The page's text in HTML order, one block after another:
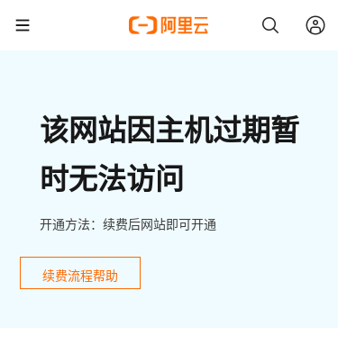
该网站因主机过期暂
时无法访问
开通方法：续费后网站即可开通
续费流程帮助